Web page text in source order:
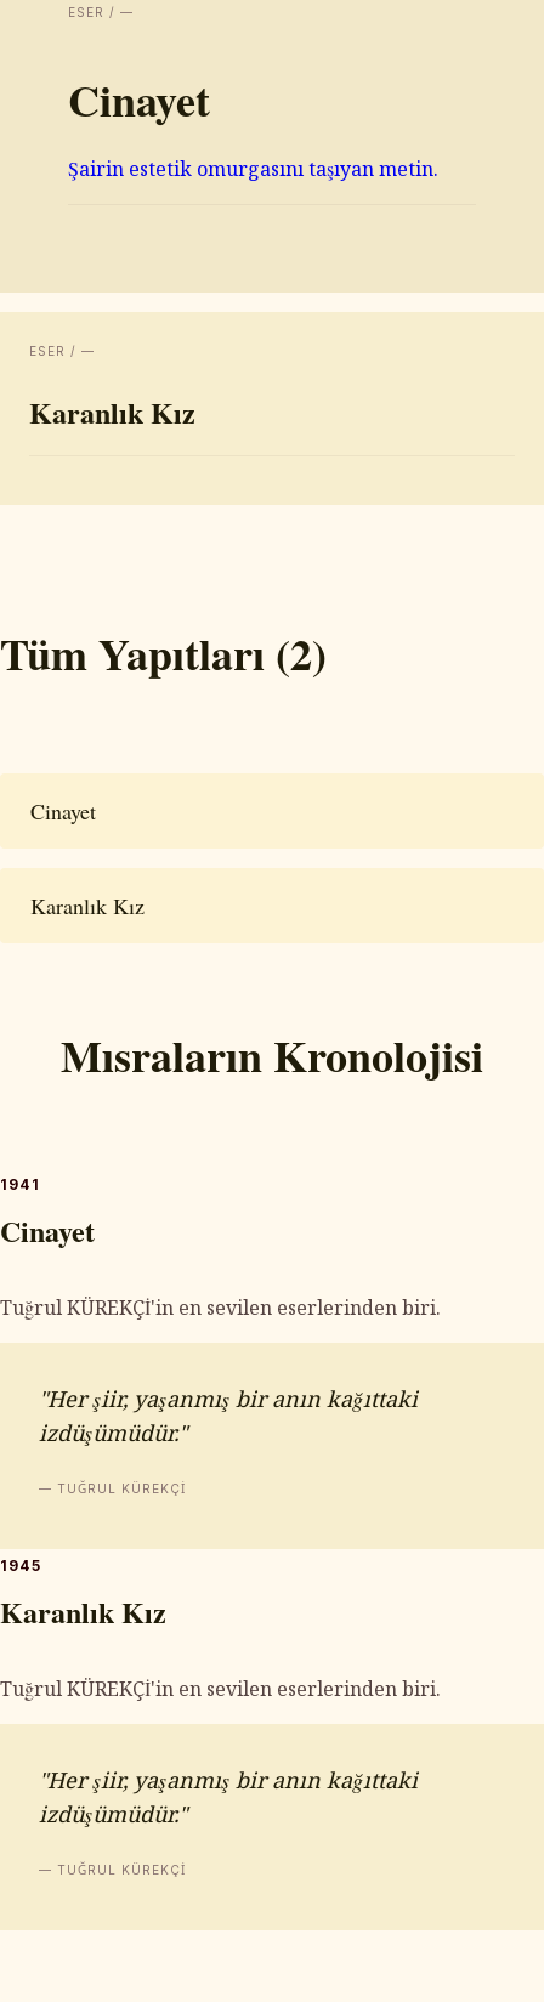
ESER / —
Cinayet
Şairin estetik omurgasını taşıyan metin.
ESER / —
Karanlık Kız
Tüm Yapıtları (2)
Cinayet
Karanlık Kız
Mısraların Kronolojisi
1941
Cinayet
Tuğrul KÜREKÇİ'in en sevilen eserlerinden biri.
"Her şiir, yaşanmış bir anın kağıttaki
izdüşümüdür."
— TUĞRUL KÜREKÇİ
1945
Karanlık Kız
Tuğrul KÜREKÇİ'in en sevilen eserlerinden biri.
"Her şiir, yaşanmış bir anın kağıttaki
izdüşümüdür."
— TUĞRUL KÜREKÇİ